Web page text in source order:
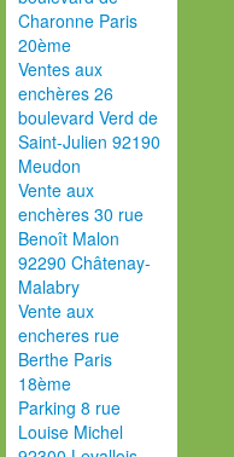
Charonne Paris
20ème
Ventes aux
enchères 26
boulevard Verd de
Saint-Julien 92190
Meudon
Vente aux
enchères 30 rue
Benoît Malon
92290 Châtenay-
Malabry
Vente aux
encheres rue
Berthe Paris
18ème
Parking 8 rue
Louise Michel